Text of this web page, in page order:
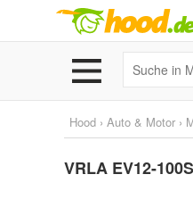
Hood › Auto & Motor ›
VRLA EV12-